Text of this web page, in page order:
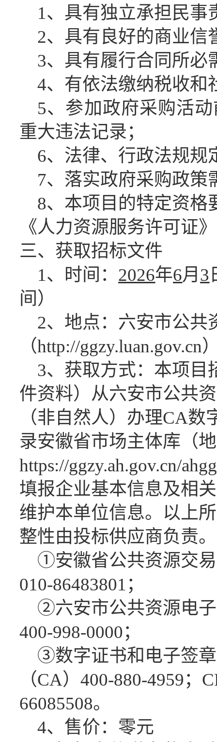
1、具有独立承担民事
2、具有良好的商业信
3、具有履行合同所必
4、有依法缴纳税收和
5、参加政府采购活
重大违法记录；
6、法律、行政法规规
7、落实政府采购政策
8、本项目的特定资格
《人力资源服务许可证
三、获取招标文件
1、时间： 2026年6月 3
间）
2、地点：六安市公共
（http://ggzy.luan.gov.cn
3、获取方式： 本项目
件资料）从六安市公共
（非自然人）办理CA数
录安徽省市场主体库（
https://ggzy.ah.gov.cn/
填报企业基本信息及相
维护本单位信息。以上
整性由投标供应商负责。
①安徽省公共资源交
010-86483801；
②六安市公共资源电
400-998-0000；
③数字证书和电子签
（CA）400-880-4959；
66085508。
4、售价：零元